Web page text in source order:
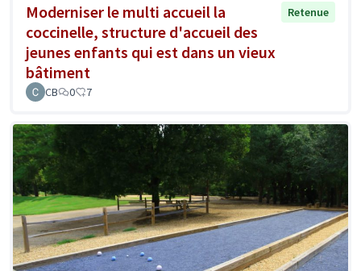
Moderniser le multi accueil la
coccinelle, structure d'accueil des
jeunes enfants qui est dans un vieux
bâtiment
Retenue
CB 0 7